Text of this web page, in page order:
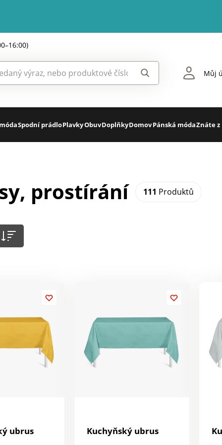
Můj
Spodní prádloPlavkyObuvDoplňkyDomovPánská módaZnáte
prostírání 111 Produktů
ubrus Kuchyňský ubrus